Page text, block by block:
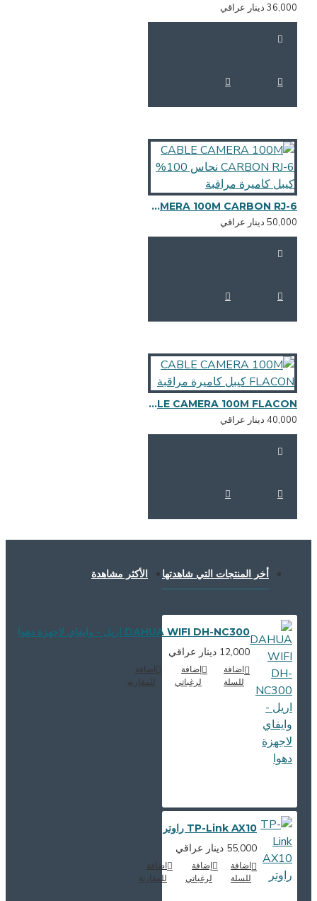
دينار عراقي
CABLE CAMERA 100M CARBON RJ-6 نحاس 100% كيبل كاميرة مراقبة
دينار عراقي
CABLE CAMERA 100M FLACON كيبل كاميرة مراقبة
دينار عراقي
أخر المنتجات التي شاهدتها الأكثر مشاهدة
DAHUA WIFI DH-NC300 اريل - وايفاي لاجهزة دهوا
12,000 دينار عراقي
اضافة
إضافة
لرغباتي
للمقارنة
TP-Link AX10 راوتر
55,000 دينار عراقي
اضافة
للسلة
إضافة
لرغباتي
اضافة
للمقارنة